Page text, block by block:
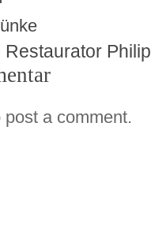
post a comment.